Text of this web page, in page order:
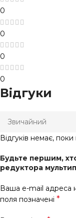
0
0
0
0
Відгуки
Відгуків немає,
Будьте першим,
редуктора
Ваша e-mail адреса
поля позначені *